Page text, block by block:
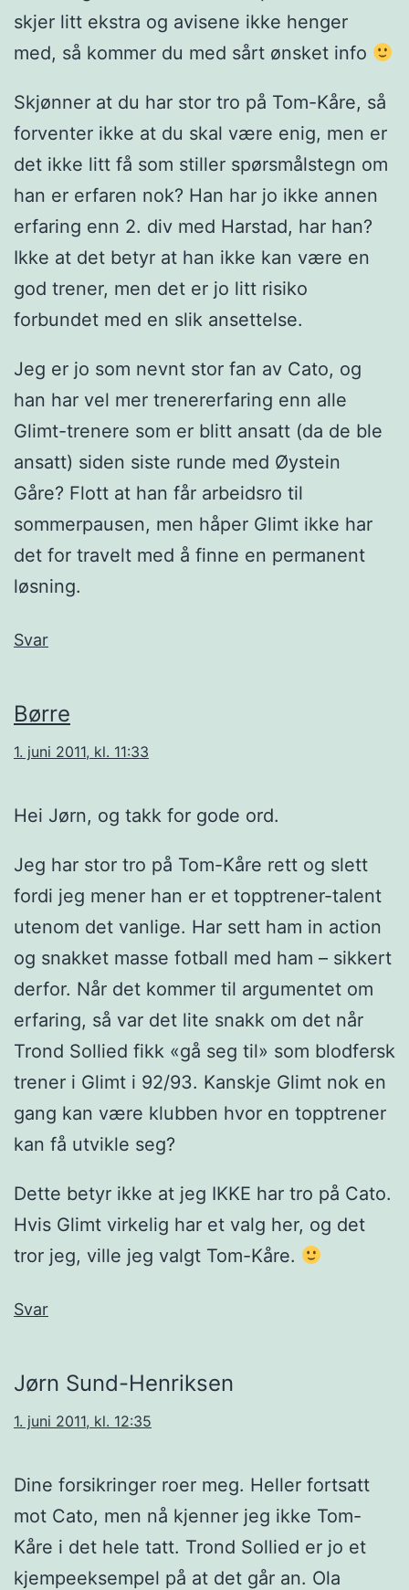
skjer litt ekstra og avisene ikke henger
med, så kommer du med sårt ønsket info
Skjønner at du har stor tro på Tom-Kåre, så
forventer ikke at du skal være enig, men er
det ikke litt få som stiller spørsmålstegn om
han er erfaren nok? Han har jo ikke annen
erfaring enn 2. div med Harstad, har han?
Ikke at det betyr at han ikke kan være en
god trener, men det er jo litt risiko
forbundet med en slik ansettelse.
Jeg er jo som nevnt stor fan av Cato, og
han har vel mer trenererfaring enn alle
Glimt-trenere som er blitt ansatt (da de ble
ansatt) siden siste runde med Øystein
Gåre? Flott at han får arbeidsro til
sommerpausen, men håper Glimt ikke har
det for travelt med å finne en permanent
løsning.
Svar
Børre
1. juni 2011, kl. 11:33
Hei Jørn, og takk for gode ord.
Jeg har stor tro på Tom-Kåre rett og slett
fordi jeg mener han er et topptrener-talent
utenom det vanlige. Har sett ham in action
og snakket masse fotball med ham – sikkert
derfor. Når det kommer til argumentet om
erfaring, så var det lite snakk om det når
Trond Sollied fikk «gå seg til» som blodfersk
trener i Glimt i 92/93. Kanskje Glimt nok en
gang kan være klubben hvor en topptrener
kan få utvikle seg?
Dette betyr ikke at jeg IKKE har tro på Cato.
Hvis Glimt virkelig har et valg her, og det
tror jeg, ville jeg valgt Tom-Kåre.
Svar
Jørn Sund-Henriksen
1. juni 2011, kl. 12:35
Dine forsikringer roer meg. Heller fortsatt
mot Cato, men nå kjenner jeg ikke Tom-
Kåre i det hele tatt. Trond Sollied er jo et
kjempeeksempel på at det går an. Ola